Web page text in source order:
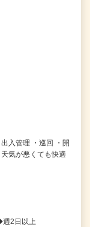
入管理 ・巡回 ・開
気が悪くても快適
週2日以上